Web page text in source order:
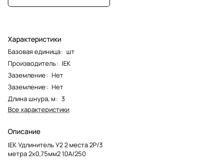
Характеристики
Базовая единица: шт
Производитель: IEK
Заземление: Нет
Заземление: Нет
Длина шнура, м: 3
Все характеристики
Описание
IEK Удлинитель У2 2 места 2Р/3
метра 2х0,75мм2 10А/250